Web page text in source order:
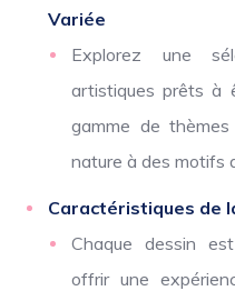
Variée
Explorez une
artistiques prêts à
gamme de
nature à des motifs
Caractéristiques de
Chaque dessin
offrir une